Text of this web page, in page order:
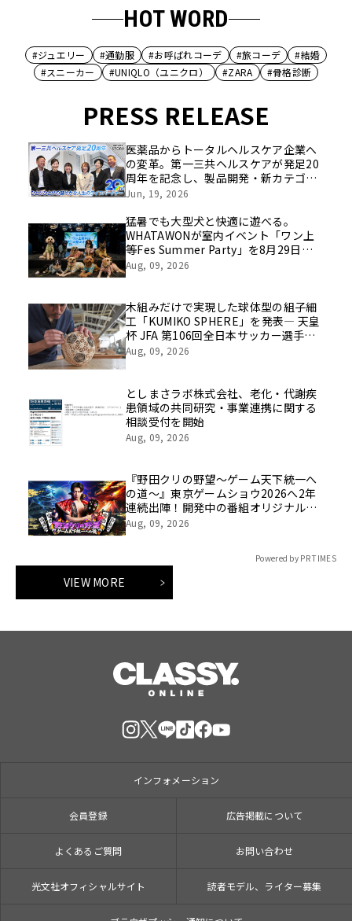
HOT WORD
#ジュエリー #通勤服 #お呼ばれコーデ #旅コーデ
#結婚
#スニーカー
#UNIQLO（ユニクロ） #ZARA #骨格診断
PRESS RELEASE
医薬品からトータルヘルスケア企業へ
の変革。第一三共ヘルスケアが発足20
周年を記念し、製品開発・新カテゴリ
挑戦の舞台や旧社統合時のエピソード
像を公開！
Jun, 19, 2026
猛暑でも大型犬と快適に遊べる。
WHATAWONが室内イベント「ワン上
等Fes Summer Party」を8月29日開
催
Aug, 09, 2026
木組みだけで実現した球体型の組子細
工「KUMIKO SPHERE」を発表― 天皇
杯 JFA 第106回全日本サッカー選手権
大会の公式ビジュアルにも採用 ―
Aug, 09, 2026
としまさラボ株式会社、老化・代謝疾
患領域の共同研究・事業連携に関する
相談受付を開始
Aug, 09, 2026
『野田クリの野望～ゲーム天下統一へ
の道～』東京ゲームショウ2026へ2年
連続出陣！開発中の番組オリジナルゲ
ームを世界最速体験！失敗したら即
Aug, 09, 2026
Powered by PR TIMES
VIEW MORE
インフォメーション
会員登録 広告掲載について
よくあるご質問 お問い合わせ
光文社オフィシャルサイト 読者モデル、ライター募集